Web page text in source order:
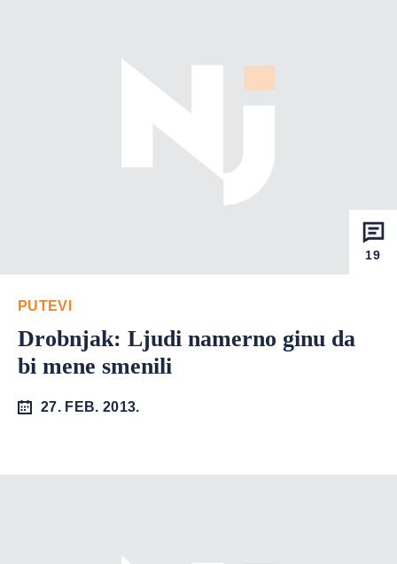
19
PUTEVI
Drobnjak: Ljudi namerno ginu da
bi mene smenili
27. FEB. 2013.